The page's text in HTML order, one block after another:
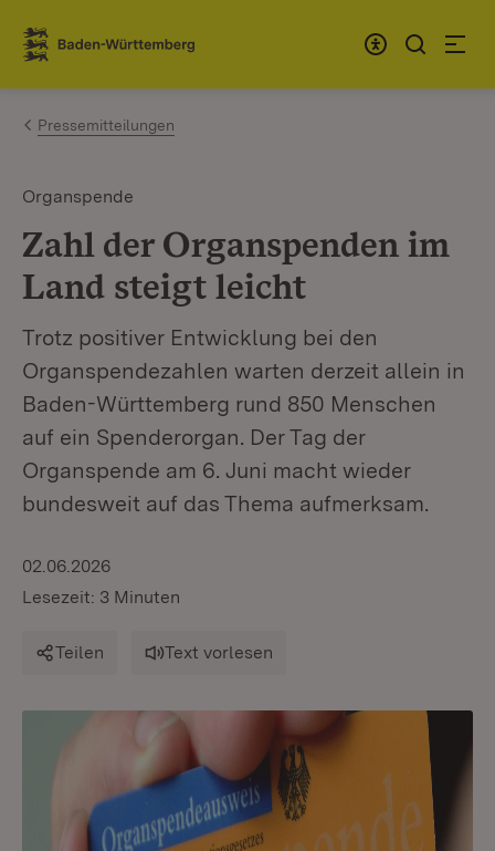
Zum Inhalt springen
Link zur Startseite
Pressemitteilungen
Organspende
Zahl der Organspenden im
Land steigt leicht
Trotz positiver Entwicklung bei den
Organspendezahlen warten derzeit allein in
Baden-Württemberg rund 850 Menschen
auf ein Spenderorgan. Der Tag der
Organspende am 6. Juni macht wieder
bundesweit auf das Thema aufmerksam.
02.06.2026
Lesezeit: 3 Minuten
Teilen Text vorlesen